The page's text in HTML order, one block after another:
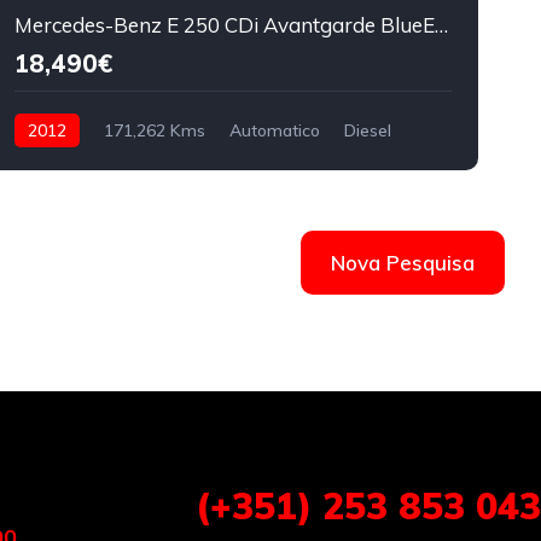
Mercedes-Benz E 250 CDi Avantgarde BlueEfficiency Auto
18,490€
2012 171,262 Kms Automatico Diesel
Nova Pesquisa
(+351) 253 853 043